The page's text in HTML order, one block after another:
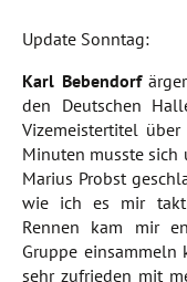
Update Sonntag:
Karl Bebendorf
den Deutschen
Vizemeistertitel
Minuten musste
Marius Probst
wie ich es mir
Rennen kam mir
Gruppe
sehr zufrieden mit